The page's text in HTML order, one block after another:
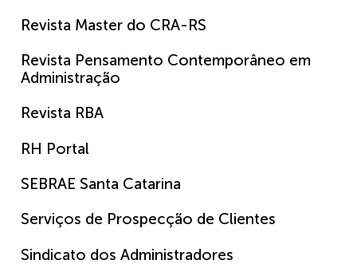
Revista Master do CRA-RS
Revista Pensamento Contemporâneo em
Administração
Revista RBA
RH Portal
SEBRAE Santa Catarina
Serviços de Prospecção de Clientes
Sindicato dos Administradores